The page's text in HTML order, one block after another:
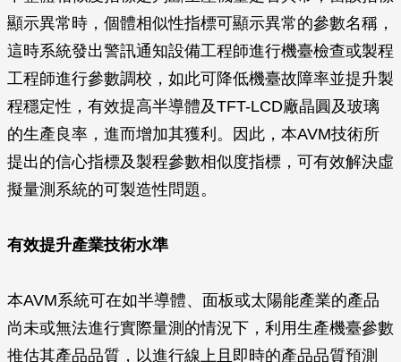
顯示異常時，個體相似性指標可顯示異常的參數名稱，
這時系統發出警訊通知設備工程師進行機臺檢查或製程
工程師進行參數調校，如此可降低機臺故障率並提升製
程穩定性，有效提高半導體及TFT-LCD廠晶圓及玻璃
的生產良率，進而增加其獲利。因此，本AVM技術所
提出的信心指標及製程參數相似度指標，可有效解決虛
擬量測系統的可製造性問題。
有效提升產業技術水準
本AVM系統可在如半導體、面板或太陽能產業的產品
尚未或無法進行實際量測的情況下，利用生產機臺參數
推估其產品品質，以進行線上且即時的產品品質預測